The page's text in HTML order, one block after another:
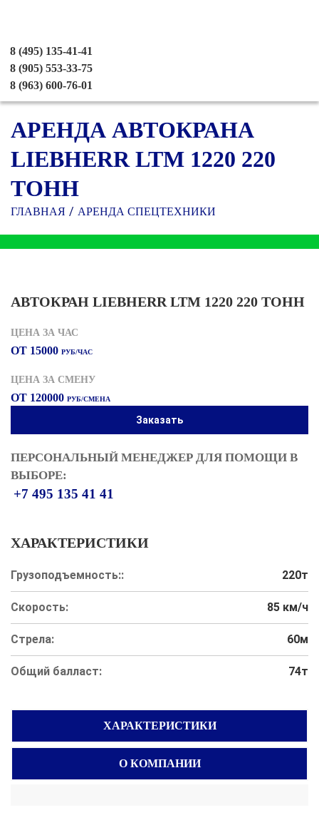
8 (495) 135-41-41
8 (905) 553-33-75
8 (963) 600-76-01
АРЕНДА АВТОКРАНА
LIEBHERR LTM 1220 220
ТОНН
ГЛАВНАЯ АРЕНДА СПЕЦТЕХНИКИ
АВТОКРАН LIEBHERR LTM 1220 220 ТОНН
ЦЕНА ЗА ЧАС
ОТ 15000 РУБ/ЧАС
ЦЕНА ЗА СМЕНУ
ОТ 120000 РУБ/СМЕНА
Заказать
ПЕРСОНАЛЬНЫЙ МЕНЕДЖЕР ДЛЯ ПОМОЩИ В
ВЫБОРЕ:
+7 495 135 41 41
ХАРАКТЕРИСТИКИ
Грузоподъемность:: 220т
Скорость: 85 км/ч
Стрела: 60м
Общий балласт: 74т
ХАРАКТЕРИСТИКИ
О КОМПАНИИ